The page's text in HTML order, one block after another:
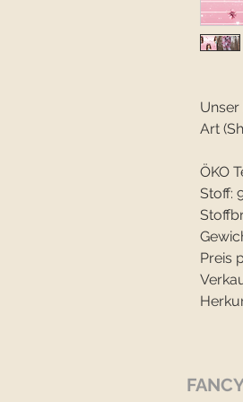
Art
ÖKO
Stoff:
Preis